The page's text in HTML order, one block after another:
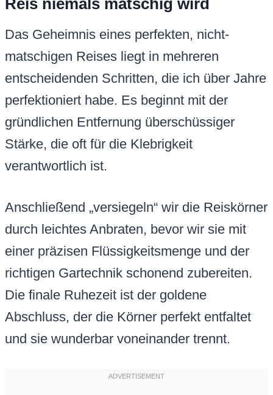
Reis niemals matschig wird
Das Geheimnis eines perfekten, nicht-
matschigen Reises liegt in mehreren
entscheidenden Schritten, die ich über Jahre
perfektioniert habe. Es beginnt mit der
gründlichen Entfernung überschüssiger
Stärke, die oft für die Klebrigkeit
verantwortlich ist.
Anschließend „versiegeln“ wir die Reiskörner
durch leichtes Anbraten, bevor wir sie mit
einer präzisen Flüssigkeitsmenge und der
richtigen Gartechnik schonend zubereiten.
Die finale Ruhezeit ist der goldene
Abschluss, der die Körner perfekt entfaltet
und sie wunderbar voneinander trennt.